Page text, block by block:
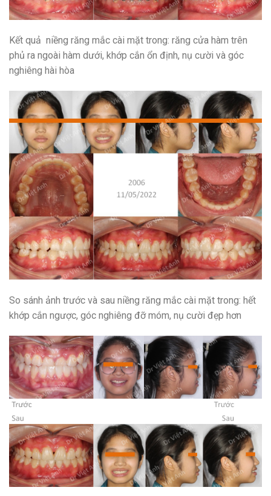
Kết quả niềng răng mắc cài mặt trong: răng cửa hàm trên
phủ ra ngoài hàm dưới, khớp cắn ổn định, nụ cười và góc
nghiêng hài hòa
So sánh ảnh trước và sau niềng răng mắc cài mặt trong: hết
khớp cắn ngược, góc nghiêng đỡ móm, nụ cười đẹp hơn